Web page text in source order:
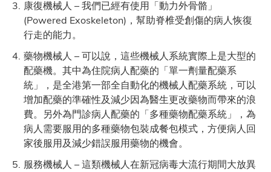
康復機械人 – 我們已經有使用「動力外骨骼」
(Powered Exoskeleton)，幫助脊椎受創傷的病人恢復
行走的能力。
藥物機械人 – 可以說，這些機械人系統實際上是大型的
配藥機。其中為住院病人配藥的「單一劑量配藥系
統」，是全港第一部全自動化的機械人配藥系統，可以
增加配藥的準確性及減少因為醫生更改藥物而帶來的浪
費。另外為門診病人配藥的「多種藥物配藥系統」，為
病人需要服用的多種藥物包裝成餐包模式，方便病人回
家後服用及減少錯誤服用藥物的機會。
服務機械人 – 這類機械人在新冠病毒大流行期間大放異